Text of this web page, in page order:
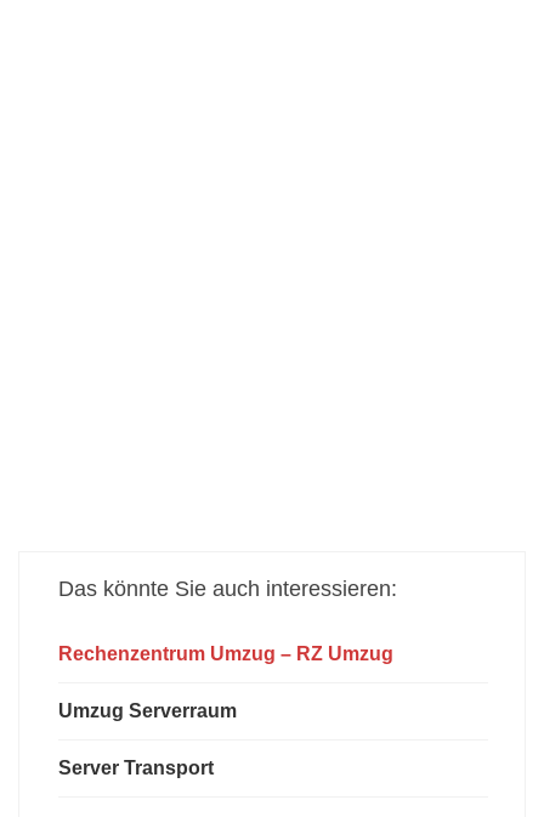
Das könnte Sie auch interessieren:
Rechenzentrum Umzug – RZ Umzug
Umzug Serverraum
Server Transport